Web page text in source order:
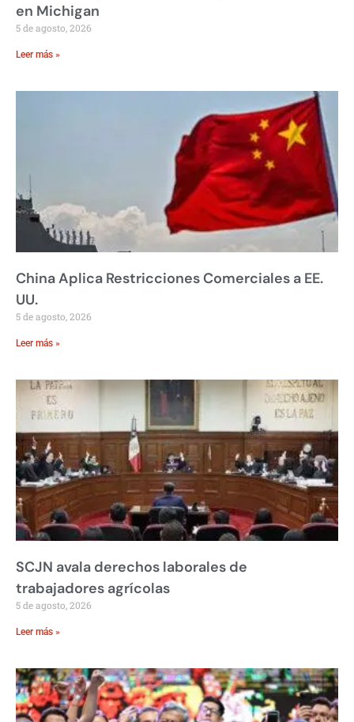
en Michigan
5 de agosto, 2026
Leer más »
China Aplica Restricciones Comerciales a EE.
UU.
5 de agosto, 2026
Leer más »
SCJN avala derechos laborales de
trabajadores agrícolas
5 de agosto, 2026
Leer más »